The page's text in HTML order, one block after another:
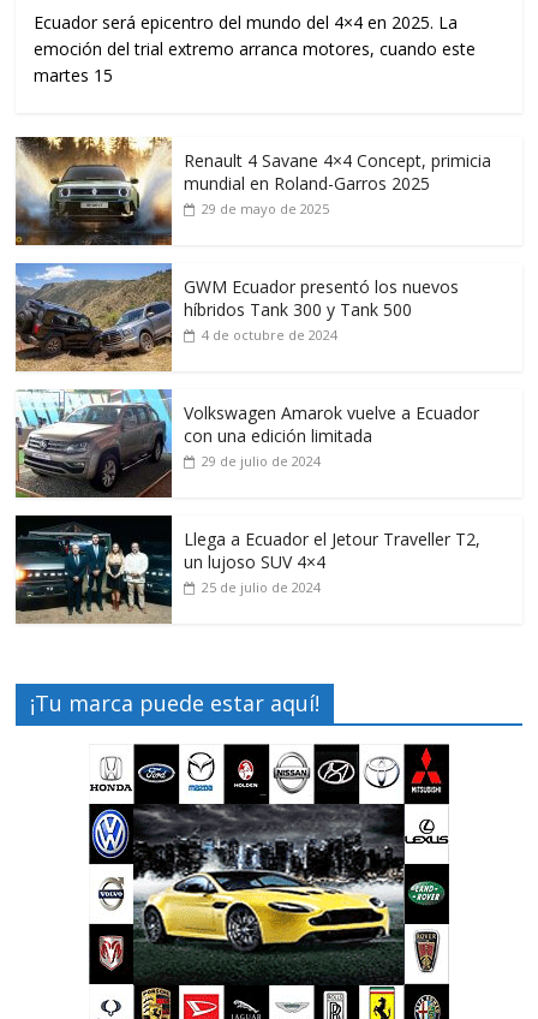
Ecuador será epicentro del mundo del 4×4 en 2025. La
emoción del trial extremo arranca motores, cuando este
martes 15
Renault 4 Savane 4×4 Concept, primicia
mundial en Roland-Garros 2025
29 de mayo de 2025
GWM Ecuador presentó los nuevos
híbridos Tank 300 y Tank 500
4 de octubre de 2024
Volkswagen Amarok vuelve a Ecuador
con una edición limitada
29 de julio de 2024
Llega a Ecuador el Jetour Traveller T2,
un lujoso SUV 4×4
25 de julio de 2024
¡Tu marca puede estar aquí!